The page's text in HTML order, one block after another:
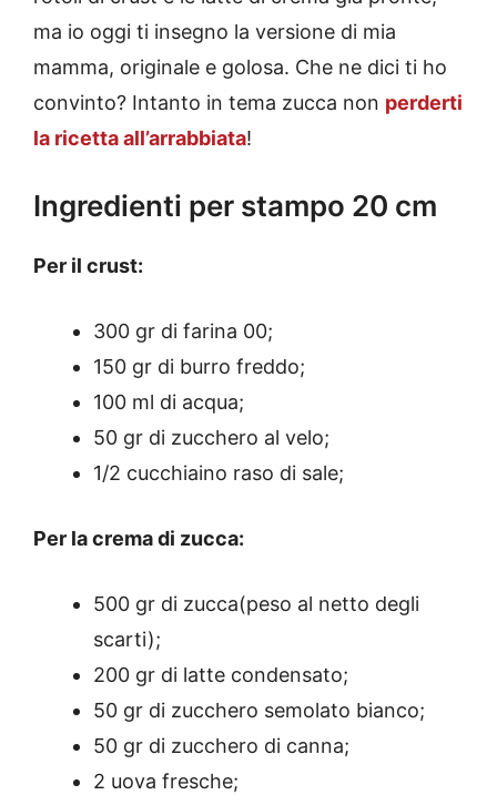
ma io oggi ti insegno la versione di mia
mamma, originale e golosa. Che ne dici ti ho
convinto? Intanto in tema zucca non perderti
la ricetta all’arrabbiata!
Ingredienti per stampo 20 cm
Per il crust:
300 gr di farina 00;
150 gr di burro freddo;
100 ml di acqua;
50 gr di zucchero al velo;
1/2 cucchiaino raso di sale;
Per la crema di zucca:
500 gr di zucca(peso al netto degli
scarti);
200 gr di latte condensato;
50 gr di zucchero semolato bianco;
50 gr di zucchero di canna;
2 uova fresche;